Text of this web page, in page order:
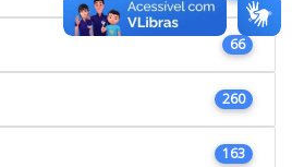
66
260
163